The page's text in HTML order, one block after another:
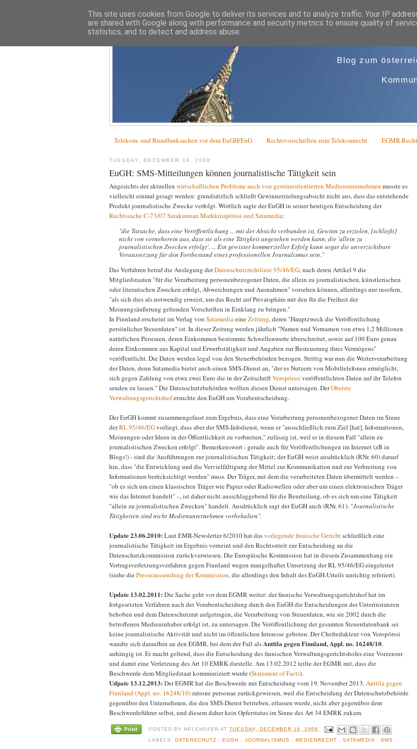
Blog zum
Telekom- und Rundfunksachen vor dem EuGH/EuG Rechtsvorschriften zum Telekomrecht EGMR-
TUESDAY, DECEMBER 16, 2008
EuGH: SMS-Mitteilungen können journalistische Tätigkeit sein
Angesichts der aktuellen wirtschaftlichen Probleme auch von gewinnorientierten Medienunternehmen musste es
vielleicht einmal gesagt werden: grundsätzlich schließt Gewinnerzielungsabsicht nicht aus, dass das entstehende
Produkt journalistische Zwecke verfolgt. Wörtlich sagte der EuGH in seiner heutigen Entscheidung der
Rechtssache C-73/07 Satakunnan Markkinapörssi und Satamedia:
"die Tatsache, dass eine Veröffentlichung ... mit der Absicht verbunden ist, Gewinn zu erzielen, [schließt]
nicht von vorneherein aus, dass sie als eine Tätigkeit angesehen werden kann, die 'allein zu
journalistischen Zwecken erfolgt'. ... Ein gewisser kommerzieller Erfolg kann sogar die unverzichtbare
Voraussetzung für den Fortbestand eines professionellen Journalismus sein."
Das Verfahren betraf die Auslegung derDatenschutzrichtlinie 95/46/EG, nach deren Artikel 9 die
Mitgliedstaaten "für die Verarbeitung personenbezogener Daten, die allein zu journalistischen, künstlerischen
oder literarischen Zwecken erfolgt, Abweichungen und Ausnahmen" vorsehen können, allerdings nur insofern,
"als sich dies als notwendig erweist, um das Recht auf Privatsphäre mit den für die Freiheit der
Meinungsäußerung geltenden Vorschriften in Einklang zu bringen."
In Finnland erscheint im Verlag von SatamediaeineZeitung, deren "Hauptzweck die Veröffentlichung
persönlicher Steuerdaten" ist. In dieser Zeitung werden jährlich "Namen und Vornamen von etwa 1,2 Millionen
natürlichen Personen, deren Einkommen bestimmte Schwellenwerte überschreitet, sowie auf 100 Euro genau
deren Einkommen aus Kapital und Erwerbstätigkeit und Angaben zur Besteuerung ihres Vermögens"
veröffentlicht. Die Daten werden legal von den Steuerbehörden bezogen. Strittig war nun die Weiterverarbeitung
der Daten, denn Satamedia bietet auch einen SMS-Dienst an, "der es Nutzern von Mobiltelefonen ermöglicht,
sich gegen Zahlung von etwa zwei Euro die in der ZeitschriftVeropörssi veröffentlichten Daten auf ihr Telefon
senden zu lassen." Die Datenschutzbehörden wollten diesen Dienst untersagen. DerOberste
Verwaltungsgerichtshofersuchte den EuGH um Vorabentscheidung.
Der EuGH kommt zusammengefasst zum Ergebnis, dass eine Verarbeitung personenbezogener Daten im Sinne
derRL 95/46/EGvorliegt, dass aber der SMS-Infodienst, wenn er "ausschließlich zum Ziel [hat], Informationen,
Meinungen oder Ideen in der Öffentlichkeit zu verbreiten," zulässig ist, weil er in diesem Fall "allein zu
journalistischen Zwecken erfolgt". Bemerkenswert - gerade auch für Veröffentlichungen im Internet (zB in
Blogs!) - sind die Ausführungen zur journalistischen Tätigkeit; der EuGH weist ausdrücklich (RNr. 60) darauf
hin, dass "die Entwicklung und die Vervielfältigung der Mittel zur Kommunikation und zur Verbreitung von
Informationen berücksichtigt werden" muss. Der Träger, mit dem die verarbeiteten Daten übermittelt werden –
"ob es sich um einen klassischen Träger wie Papier oder Radiowellen oder aber um einen elektronischen Träger
wie das Internet handelt" –, ist daher nicht ausschlaggebend für die Beurteilung, ob es sich um eine Tätigkeit
"allein zu journalistischen Zwecken" handelt. Ausdrücklich sagt der EuGH auch (RNr. 61): "Journalistische
Tätigkeiten sind nicht Medienunternehmen vorbehalten".
Update 23.06.2010: Laut EMR-Newsletter 6/2010 hat dasvorlegende finnische Gerichtschließlich eine
journalistische Tätigkeit im Ergebnis verneint und den Rechtsstreit zur Entscheidung an die
Datenschutzkommission zurückverwiesen. Die Europäische Kommission hat in diesem Zusammenhang ein
Vertragsverletzungsverfahren gegen Finnland wegen mangelhafter Umsetzung der RL 95/46/EG eingeleitet
(siehe diePresseaussendung der Kommission, die allerdings den Inhalt des EuGH-Urteils unrichtig referiert).
Update 13.02.2011: Die Sache geht vor dem EGMR weiter: der finnische Verwaltungsgerichtshof hat im
fortgesetzten Verfahren nach der Vorabentscheidung durch den EuGH die Entscheidungen der Unterinstanzen
behoben und dem Datenschutzrat aufgetragen, die Verarbeitung von Steuerdaten, wie sie 2002 durch die
betroffenen Medieninhaber erfolgt ist, zu untersagen. Die Veröffentlichung der gesamten Steuerdatenbank sei
keine journalistische Aktivität und nicht im öffentlichen Interesse geboten. Der Chefredakteur von Veropörssi
wandte sich daraufhin an den EGMR, bei dem der Fall alsAnttila gegen Finnland, Appl. no. 16248/10,
anhängig ist. Er macht geltend, dass die Entscheidung des finnischen Verwaltungsgerichtshofes eine Vorzensur
und damit eine Verletzung des Art 10 EMRK darstelle. Am 13.02.2012 teilte der EGMR mit, dass die
Beschwerde dem Mitgliedstaat kommuniziert wurde (Statement of Facts).
Udpate 13.12.2013: Der EGMR hat die Beschwerde mit Entscheidung vom 19. November 2013,Anttila gegen
Finnland (Appl. no. 16248/10)ratione personae zurückgewiesen, weil die Entscheidung der Datenschutzbehörde
gegenüber den Unternehmen, die den SMS-Dienst betrieben, erlassen wurde, nicht aber gegenüber dem
Beschwerdeführer selbst, und diesem daher kein Opferstatus im Sinne des Art 34 EMRK zukam.
POSTED BY HPLEHOFERATTUESDAY, DECEMBER 16, 2008
LABELS:DATENSCHUTZ ,EUGH JOURNALISMUS MEDIENRECHT SATAMEDIA ,SMS
This site uses cookies from Google to deliver its services and to analyze traffic. Your IP
are shared with Google along with performance and security metrics to ensure quality of
statistics, and to detect and address abuse.